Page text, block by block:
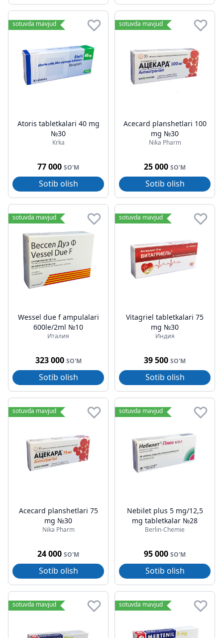
sotuvda mavjud
Atoris tabletkalari 40 mg
№30
Krka
77 000 SO'M
Sotib olish
sotuvda mavjud
Acecard planshetlari 100
mg №30
Nika Pharm
25 000 SO'M
Sotib olish
sotuvda mavjud
Wessel due f ampulalari
600le/2ml №10
Италия
323 000 SO'M
Sotib olish
sotuvda mavjud
Vitagriel tabletkalari 75
mg №30
Индия
39 500 SO'M
Sotib olish
sotuvda mavjud
Acecard planshetlari 75
mg №30
Nika Pharm
24 000 SO'M
Sotib olish
sotuvda mavjud
Nebilet plus 5 mg/12,5
mg tabletkalar №28
Berlin-Chemie
95 000 SO'M
Sotib olish
sotuvda mavjud sotuvda mavjud